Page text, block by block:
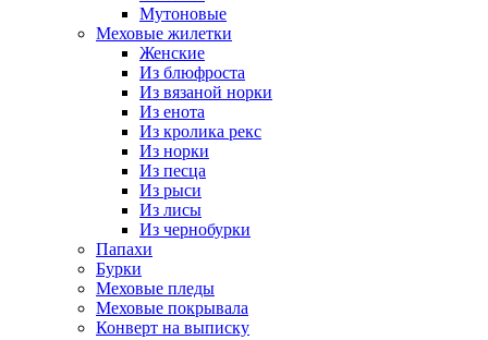
Мутоновые
Меховые жилетки
Женские
Из блюфроста
Из вязаной норки
Из енота
Из кролика рекс
Из норки
Из песца
Из рыси
Из лисы
Из чернобурки
Папахи
Бурки
Меховые пледы
Меховые покрывала
Конверт на выписку